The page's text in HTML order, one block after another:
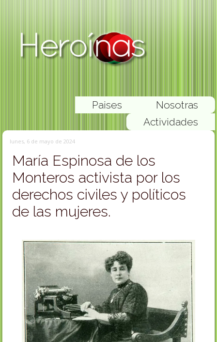
Nosotras
Paises
Actividades
lunes, 6 de mayo de 2024
María Espinosa de los
Monteros activista por los
derechos civiles y políticos
de las mujeres.